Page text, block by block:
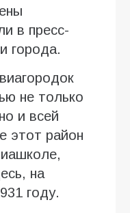
в пресс-
города.
не только
и всей
этот район
на
году.